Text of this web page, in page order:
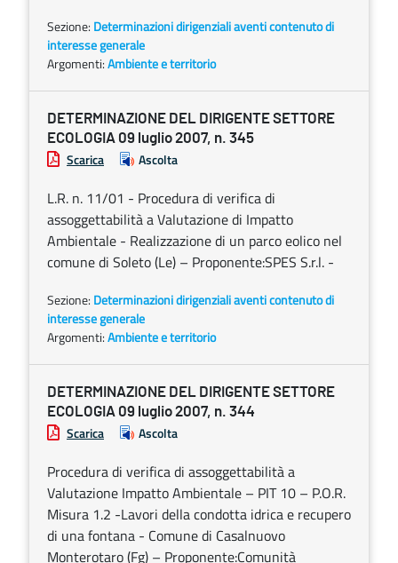
Sezione: Determinazioni dirigenziali aventi contenuto di
interesse generale
Argomenti:Ambiente e territorio
DETERMINAZIONE DEL DIRIGENTE SETTORE
ECOLOGIA 09 luglio 2007, n. 345
Scarica Ascolta
L.R. n. 11/01 - Procedura di verifica di
assoggettabilità a Valutazione di Impatto
Ambientale - Realizzazione di un parco eolico nel
comune di Soleto (Le) – Proponente:SPES S.r.l. -
Sezione: Determinazioni dirigenziali aventi contenuto di
interesse generale
Argomenti:Ambiente e territorio
DETERMINAZIONE DEL DIRIGENTE SETTORE
ECOLOGIA 09 luglio 2007, n. 344
Scarica Ascolta
Procedura di verifica di assoggettabilità a
Valutazione Impatto Ambientale – PIT 10 – P.O.R.
Misura 1.2 -Lavori della condotta idrica e recupero
di una fontana - Comune di Casalnuovo
Monterotaro (Fg) – Proponente:Comunità